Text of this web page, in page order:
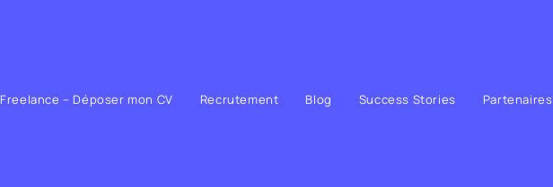
Freelance – Déposer mon CV Recrutement Blog Success Stories Partenaires